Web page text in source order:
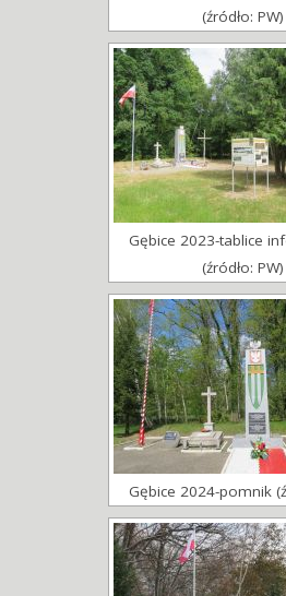
(źródło: PW)
Gębice 2023-tablice
(źródło: PW)
Gębice 2024-pomnik